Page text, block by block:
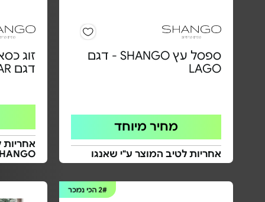
ספסל עץ SHANGO - דגם
LAGO
מחיר מיוחד
אחריות לטיב המוצר ע"י שאנגו
דגם BAR | צבע לבחירה
2#הכי נמכר